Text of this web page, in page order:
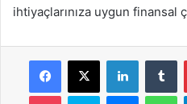
ihtiyaçlarınıza uygun
Facebook
X LinkedIn
Pocket Skype